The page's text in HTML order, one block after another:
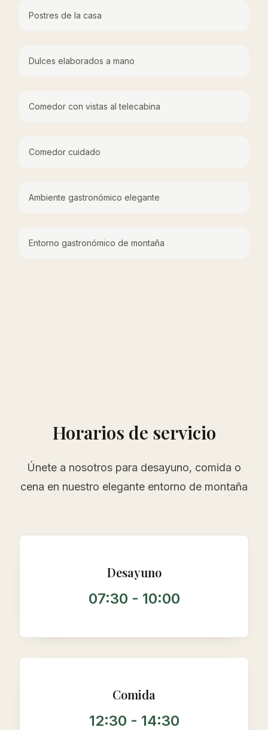
Postres de la casa
Dulces elaborados a mano
Comedor con vistas al telecabina
Comedor cuidado
Ambiente gastronómico elegante
Entorno gastronómico de montaña
Horarios de servicio
Únete a nosotros para desayuno, comida o
cena en nuestro elegante entorno de montaña
Desayuno
07:30 - 10:00
Comida
12:30 - 14:30